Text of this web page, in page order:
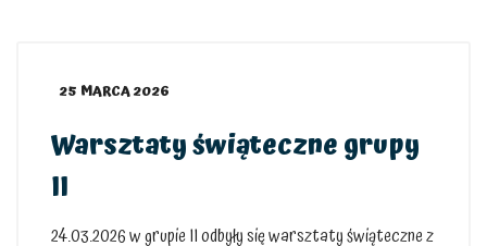
25 MARCA 2026
Warsztaty świąteczne grupy
II
24.03.2026 w grupie II odbyły się warsztaty świąteczne z